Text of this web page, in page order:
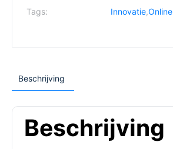
Tags:
Innovatie,Online
Beschrijving
Beschrijving